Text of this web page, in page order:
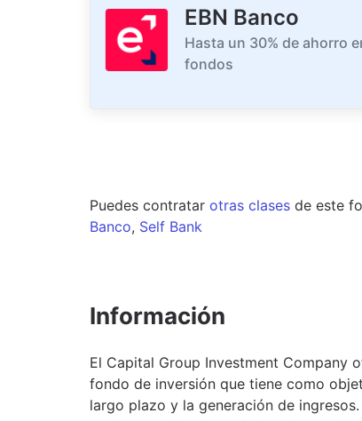
EBN Banco
Hasta un 30% de ahorro
fondos
Puedes contratar otras clases de este
Banco, Self Bank
Información
El Capital Group Investment Company
fondo de inversión que tiene como
largo plazo y la generación de